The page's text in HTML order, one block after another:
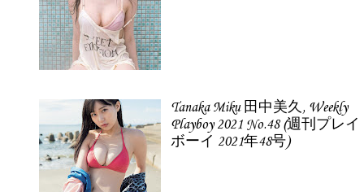
Tanaka Miku 田中美久, Weekly
Playboy 2021 No.48 (週刊プレイ
ボーイ 2021年48号)